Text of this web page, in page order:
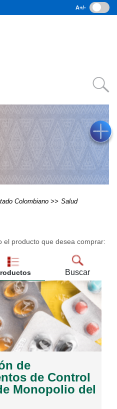
A+/-
Colombiano Salud
de
de Control
Monopolio del
el producto que desea comprar:
Buscar